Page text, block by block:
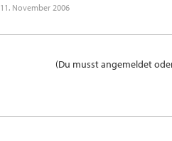
11. November 2006
(Du musst angemeldet